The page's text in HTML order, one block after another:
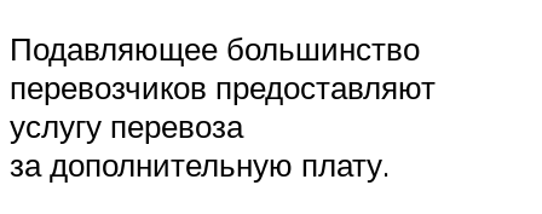
Подавляющее большинство
перевозчиков предоставляют
услугу перевоза
за дополнительную плату.